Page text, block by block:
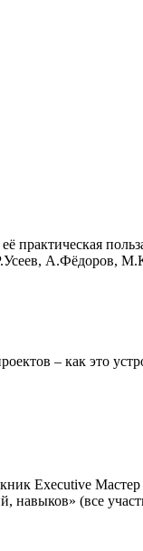
практическая
А.Фёдоров,
– как это
Executive
навыков» (все